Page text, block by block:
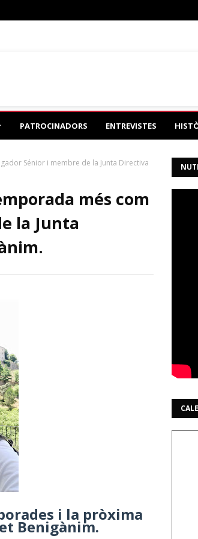
PATROCINADORS ENTREVISTES
Sénior i membre de la Junta Directiva
més com
la Junta
i la pròxima
Benigànim.